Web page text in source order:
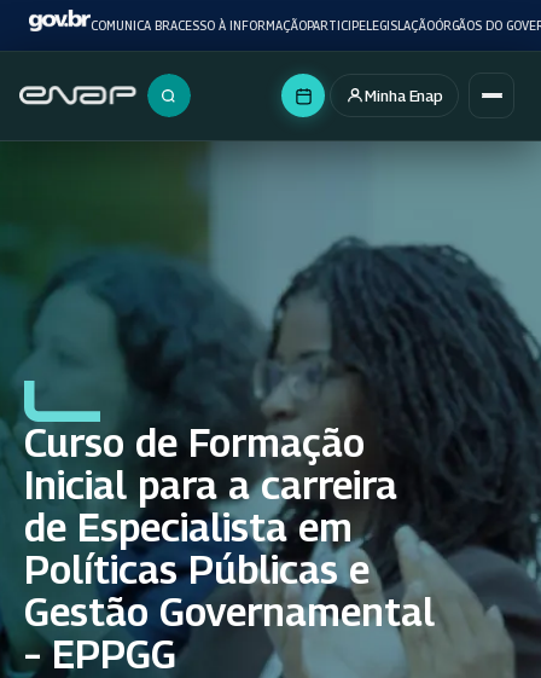
COMUNICA BRACESSO À INFORMAÇÃOPARTICIPELEGISLAÇÃOÓRGÃOS DO
Buscar no portal
Minha Enap
Curso de Formação
Inicial para a carreira
de Especialista em
Políticas Públicas e
Gestão Governamental
– EPPGG